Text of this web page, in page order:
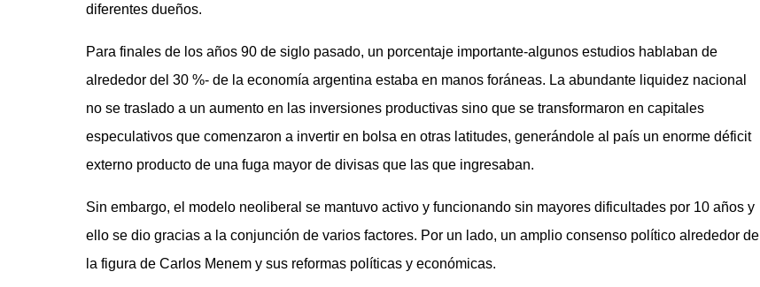
diferentes dueños.
Para finales de los años 90 de siglo pasado, un porcentaje importante-algunos estudios hablaban de
alrededor del 30 %- de la economía argentina estaba en manos foráneas. La abundante liquidez nacional
no se traslado a un aumento en las inversiones productivas sino que se transformaron en capitales
especulativos que comenzaron a invertir en bolsa en otras latitudes, generándole al país un enorme déficit
externo producto de una fuga mayor de divisas que las que ingresaban.
Sin embargo, el modelo neoliberal se mantuvo activo y funcionando sin mayores dificultades por 10 años y
ello se dio gracias a la conjunción de varios factores. Por un lado, un amplio consenso político alrededor de
la figura de Carlos Menem y sus reformas políticas y económicas.